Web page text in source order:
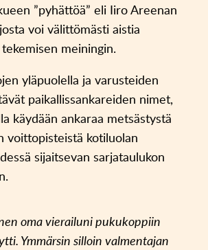
”pyhättöä” eli Iiro Areenan
voi välittömästi aistia
meiningin.
yläpuolella ja varusteiden
paikallissankareiden nimet,
käydään ankaraa metsästystä
voittopisteistä kotiluolan
sijaitsevan sarjataulukon
oma vierailuni pukukoppiin
Ymmärsin silloin valmentajan